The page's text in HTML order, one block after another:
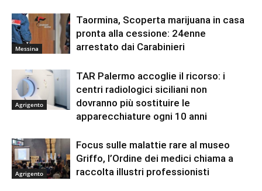
Messina
Taormina, Scoperta marijuana in casa
pronta alla cessione: 24enne
arrestato dai Carabinieri
Agrigento
TAR Palermo accoglie il ricorso: i
centri radiologici siciliani non
dovranno più sostituire le
apparecchiature ogni 10 anni
Agrigento
Focus sulle malattie rare al museo
Griffo, l’Ordine dei medici chiama a
raccolta illustri professionisti